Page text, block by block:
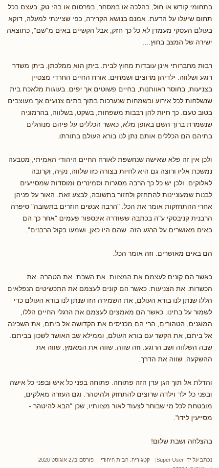
בתחומי קודש או חול, בהלכה או במסחר, בפרסום או בהי טק, בעצם בכל
תחום שיעלו על הדעת. אמנם בנושא הקרירה, כפי שציינתי למעלה, דוקא
בעולם העסקי מעמדן לא כל כך חזק, אבל הקשיים באים מ"שם", כתוצאה
ישירה של המצב בחוץ....
רבות מחברותי אינן עובדות מחוץ לבית. ביתן הוא ממלכתן. ביתן משדר
רוגע ושלווה. ילדיהן מרוצים ושמחים. אורח החיים החרדי מצטיין
בצניעות, בחוסר ראוותנות, בחיים פשוטים אך יפים. בעוגות מלאכת בית
שנשלחות לכל אירוע ובשמחות שנערכות בתוך בתים צנועים אך מעוצבים
בטוב טעם. כך חיות להן רבבות משפחות, בשקט, בשלווה, בהרמוניה
שנשמרת ברוך השם באופן מלא, כאשר הכללים על פיהם מנוהלים
בתיהם הם הכללים אותם נתן לנו בורא העולם בתורתו.
ולכן אין זה פלא שאישה שנחשפת לאורח החיים היהודי האמיתי, מטבעה
נמשכת אליו ורוצה גם היא לחיות בצורה כזו שלווה, נקיה, וקרובה
לאלוקים. ולכן יש כל כך הרבה מסגרות וסמינרים ומוסדות שמסייעים
לבנות שמעוניינות להתחזק ולחזור בתשובה, לבצע זאת. האור על פניהן
אחרי ההתחזקות אומר את הכל. "הרבה אנשים חוזרים בתשובה" סיפרה
הרבנית קניבסקי ע"ה בכתבה ששודרה אינספור פעמים "אחר כך הם
באים מאושרים על הרגע הזה. שהם היו כאן, ושמעו בקול הרבנים".
הם באים מאושרים. וזה אומר הכל.
כאשר הם קונים לעצמם את המצוות. את השבת. את הטהרה. את
הכשרות. את הצניעות. כאשר הם קונים לעצמם את התכשיטים הנפלאים
הללו שנתן לנו בורא העולם, את השמירה הזו שנתן לנו בורא העולם כדי
לשמור על בתינו. כאשר הם מאמצים לעצמם את הרגלי החיים הללו,
המוגנים, הטהורים, הרי הם מכניסים את הקדושה אל ביתם, את השכינה
אל ביתם, את הקשר עם בורא העולם, וממילא שב האושר לשכון בביתם.
שבה השלווה ושב הרוגע. וזה שווה. שווה את המאמץ. שווה את
ההשקעה. שווה את הדרך.
והדלת אל תוך הגן עדן הזה פתוחה. פתוחה בפני כל איש ובפני כל אישה
ובפני כל ילד וילדה שרוצים להתחזק ולהיטהר. וגם העזרה מאלקים,
מובטחת לכל מי שבוחר לצעוד לאור מצוותיו, שכן "הבא להיטהר -
מסייעין לידו".
בהצלחה ושבת שלום!
נכתב על ידי Super User קטגוריה: הבית היהודי
פורסם ב27 אוגוסט 2020